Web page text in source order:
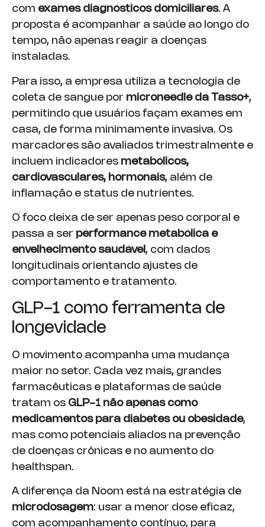
com exames diagnósticos domiciliares. A
proposta é acompanhar a saúde ao longo do
tempo, não apenas reagir a doenças
instaladas.
Para isso, a empresa utiliza a tecnologia de
coleta de sangue por microneedle da Tasso+,
permitindo que usuários façam exames em
casa, de forma minimamente invasiva. Os
marcadores são avaliados trimestralmente e
incluem indicadores metabólicos,
cardiovasculares, hormonais, além de
inflamação e status de nutrientes.
O foco deixa de ser apenas peso corporal e
passa a ser performance metabólica e
envelhecimento saudável, com dados
longitudinais orientando ajustes de
comportamento e tratamento.
GLP-1 como ferramenta de
longevidade
O movimento acompanha uma mudança
maior no setor. Cada vez mais, grandes
farmacêuticas e plataformas de saúde
tratam os GLP-1 não apenas como
medicamentos para diabetes ou obesidade,
mas como potenciais aliados na prevenção
de doenças crônicas e no aumento do
healthspan.
A diferença da Noom está na estratégia de
microdosagem: usar a menor dose eficaz,
com acompanhamento contínuo, para